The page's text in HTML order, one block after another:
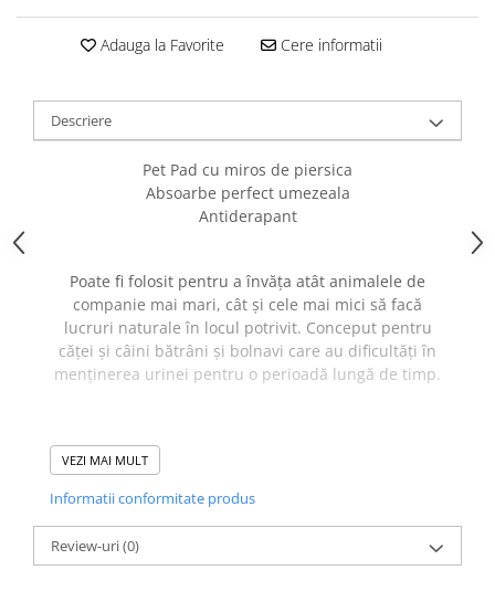
Hainute
Inghetata
caprior
Lese, Zgarzi & Hamuri
Produse Igiena si Ingrijire
Saltele cu efect de racire
Suplimente
Adauga la Favorite Cere informatii
Descriere
Pet Pad cu miros de piersica
Absoarbe perfect umezeala
Antiderapant
Poate fi folosit pentru a învăța atât animalele de
companie mai mari, cât și cele mai mici să facă
lucruri naturale în locul potrivit. Conceput pentru
căței și câini bătrâni și bolnavi care au dificultăți în
menținerea urinei pentru o perioadă lungă de timp.
pete si capteaza lichidele in interior.
- Primul strat este realizat dintr-un material foarte
VEZI MAI MULT
Informatii conformitate produs
Review-uri(0)